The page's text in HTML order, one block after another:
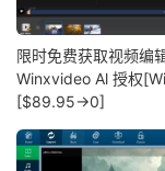
限时免费获取视频编
Winxvideo Al 授权
[$89.95→0]